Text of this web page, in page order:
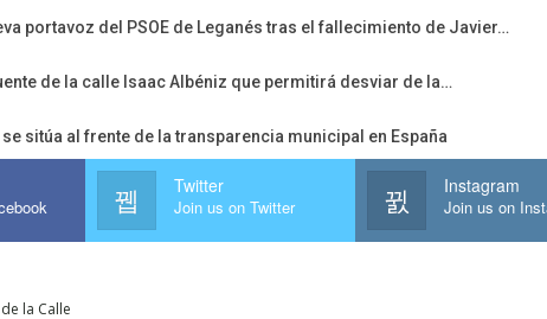
portavoz del PSOE de Leganés tras el fallecimiento de Javier…
de la calle Isaac Albéniz que permitirá desviar de la…
sitúa al frente de la transparencia municipal en España
Twitter
Join us on Twitter
Instagram
Join us on
la Calle